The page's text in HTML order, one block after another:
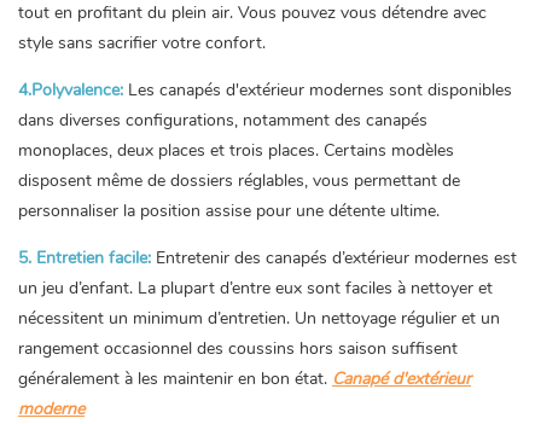
tout en profitant du plein air. Vous pouvez vous détendre avec
style sans sacrifier votre confort.
4.Polyvalence: Les canapés d'extérieur modernes sont disponibles
dans diverses configurations, notamment des canapés
monoplaces, deux places et trois places. Certains modèles
disposent même de dossiers réglables, vous permettant de
personnaliser la position assise pour une détente ultime.
5. Entretien facile: Entretenir des canapés d’extérieur modernes est
un jeu d’enfant. La plupart d’entre eux sont faciles à nettoyer et
nécessitent un minimum d’entretien. Un nettoyage régulier et un
rangement occasionnel des coussins hors saison suffisent
généralement à les maintenir en bon état. Canapé d'extérieur
moderne